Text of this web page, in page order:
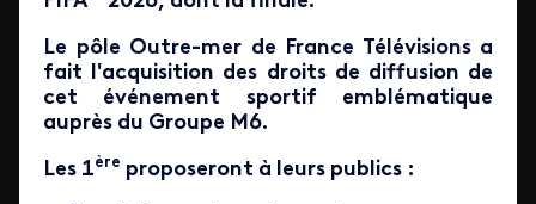
Le pôle Outre-mer de France Télévisions a
fait l'acquisition des droits de diffusion de
cet événement sportif emblématique
auprès du Groupe M6.
Les 1ère proposeront à leurs publics :